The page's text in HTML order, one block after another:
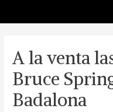
A la venta
Bruce
Badalona